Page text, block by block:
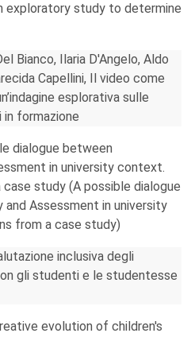
exploratory study to determine
Bianco, Ilaria D'Angelo, Aldo
Capellini, Il video come
esplorativa sulle
formazione
dialogue between
in university context.
study (A possible dialogue
Assessment in university
from a case study)
inclusiva degli
gli studenti e le studentesse
evolution of children's